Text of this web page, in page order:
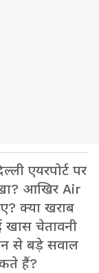
एयरपोर्ट पर
आखिर Air
क्या खराब
चेतावनी
से बड़े सवाल
हैं?